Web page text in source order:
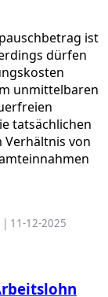
ist
dürfen
unmittelbaren
tatsächlichen
von
| 11-12-2025